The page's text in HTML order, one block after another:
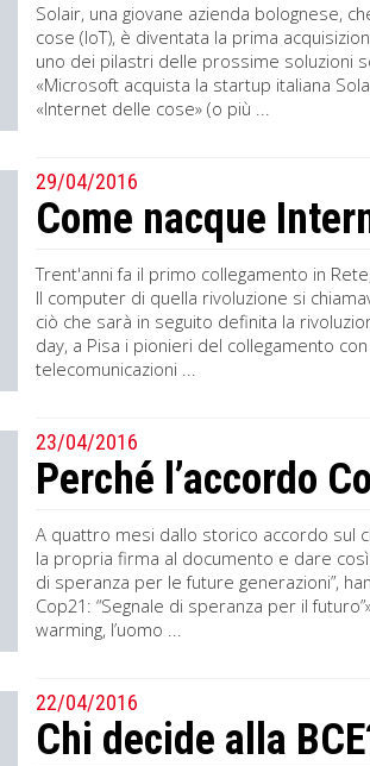
Solair, una giovane azienda bolognese,
cose (IoT), è diventata la prima
uno dei pilastri delle prossime soluzioni
«Microsoft acquista la startup italiana
«Internet delle cose» (o più ...
29/04/2016
Come nacque
Trent'anni fa il primo collegamento in
Il computer di quella rivoluzione si
ciò che sarà in seguito definita la
day, a Pisa i pionieri del collegamento
telecomunicazioni ...
23/04/2016
Perché l’accordo
A quattro mesi dallo storico accordo sul
la propria firma al documento e dare
di speranza per le future generazioni”,
Cop21: “Segnale di speranza per il
warming, l’uomo ...
22/04/2016
Chi decide alla